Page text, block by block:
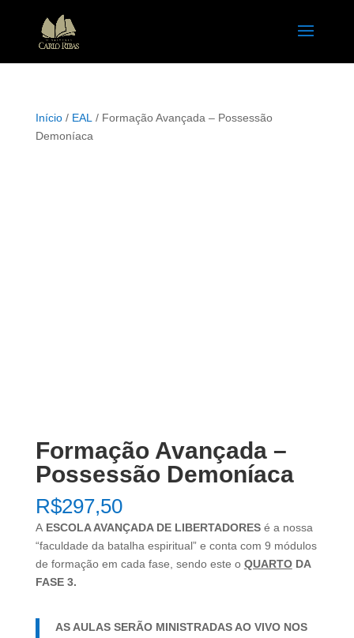
Início/ EAL / Formação Avançada – Possessão
Demoníaca
Formação Avançada –
Possessão Demoníaca
R$297,50
A ESCOLA AVANÇADA DE LIBERTADORESé a nossa
“faculdade da batalha espiritual” e conta com 9 módulos
de formação em cada fase, sendo este o QUARTODA
FASE 3.
AS AULAS SERÃO MINISTRADAS AO VIVO NOS